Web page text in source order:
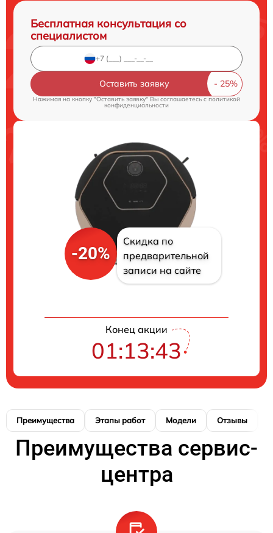
Бесплатная консультация со
специалистом
Оставить заявку
Нажимая на кнопку "Оставить заявку" Вы соглашаетесь cполитикой
конфиденциальности
-20%
Скидка по
предварительной
записи на сайте
Конец акции
01:13:43
Преимущества Этапы работ Модели Отзывы
Преимущества сервис-
центра